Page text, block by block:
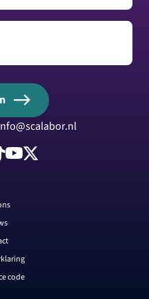
Facebook
op Instagram
ons op LinkedIn
Volg ons op TikTok
Volg ons op YouTube
code